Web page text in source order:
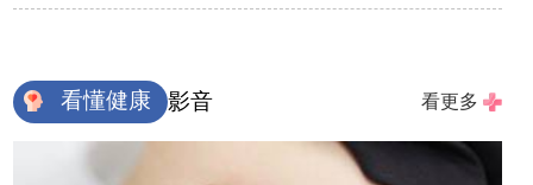
看懂健康 影音 看更多